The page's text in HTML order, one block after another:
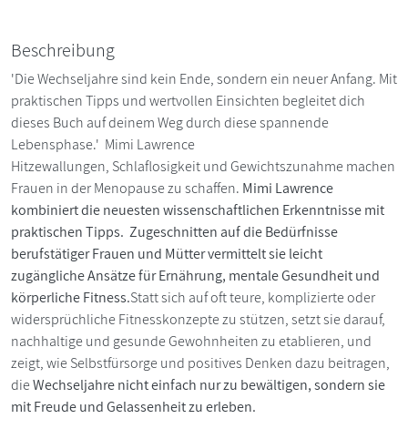
Beschreibung
'Die Wechseljahre sind kein Ende, sondern ein neuer Anfang. Mit
praktischen Tipps und wertvollen Einsichten begleitet dich
dieses Buch auf deinem Weg durch diese spannende
Lebensphase.' Mimi Lawrence
Hitzewallungen, Schlaflosigkeit und Gewichtszunahme machen
Frauen in der Menopause zu schaffen. Mimi Lawrence
kombiniert die neuesten wissenschaftlichen Erkenntnisse mit
praktischen Tipps. Zugeschnitten auf die Bedürfnisse
berufstätiger Frauen und Mütter vermittelt sie leicht
zugängliche Ansätze für Ernährung, mentale Gesundheit und
körperliche Fitness.Statt sich auf oft teure, komplizierte oder
widersprüchliche Fitnesskonzepte zu stützen, setzt sie darauf,
nachhaltige und gesunde Gewohnheiten zu etablieren, und
zeigt, wie Selbstfürsorge und positives Denken dazu beitragen,
dieWechseljahre nicht einfach nur zu bewältigen, sondern sie
mit Freude und Gelassenheit zu erleben.